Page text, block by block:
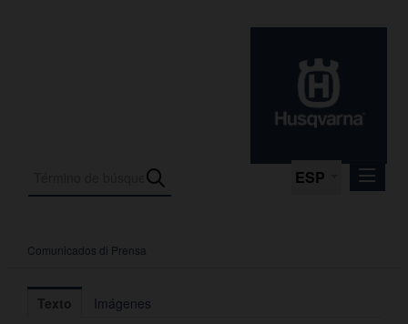
ESP
Comunicados di Prensa
Media
Comunicados di Prensa
Texto Imágenes